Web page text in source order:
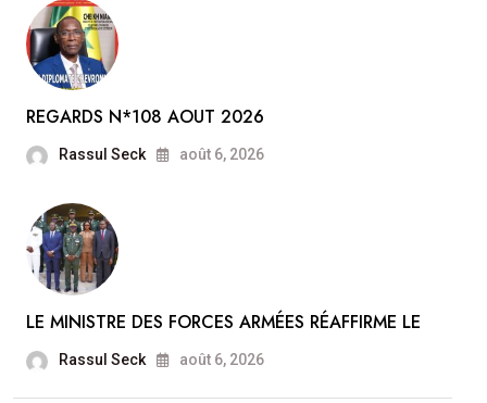
REGARDS N*108 AOUT 2026
Rassul Seck août 6, 2026
LE MINISTRE DES FORCES ARMÉES RÉAFFIRME LE
Rassul Seck août 6, 2026